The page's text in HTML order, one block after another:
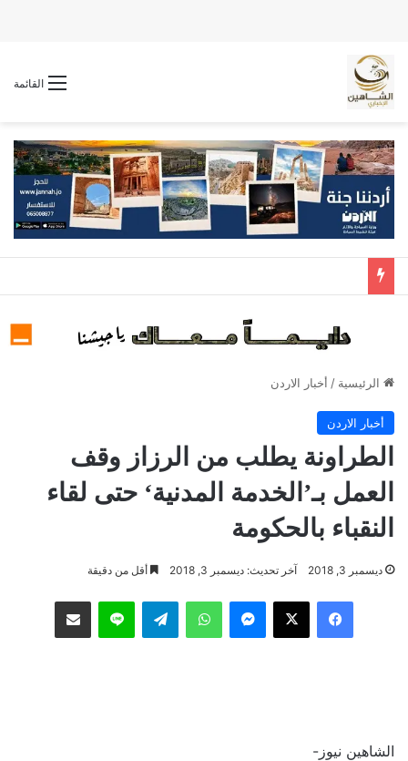
القائمة
الرئيسية / أخبار الاردن
أخبار الاردن
الطراونة يطلب من الرزاز وقف
العمل بـ’الخدمة المدنية‘ حتى لقاء
النقباء بالحكومة
ديسمبر 3, 2018 آخر تحديث: ديسمبر 3, 2018 أقل من دقيقة
فيسبوك ‫X ماسنجر واتساب تيلقرام لاين مشاركة عبر البريد
الشاهين نيوز-